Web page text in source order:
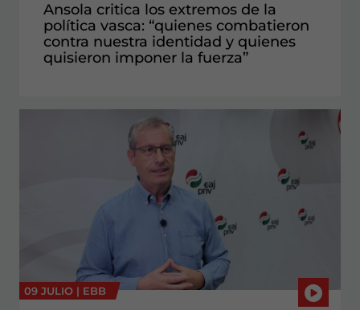
Ansola critica los extremos de la
política vasca: “quienes combatieron
contra nuestra identidad y quienes
quisieron imponer la fuerza”
09 JULIO | EBB